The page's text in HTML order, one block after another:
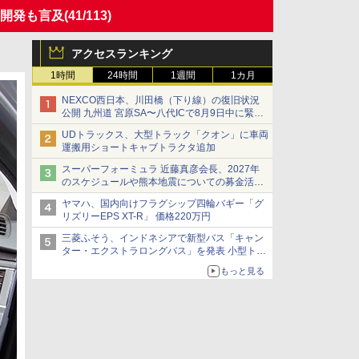
発も言及(41/113)
アクセスランキング
1時間 24時間 1週間 1カ月
NEXCO西日本、川田橋（下り線）の復旧状況
公開 九州道 宮原SA〜八代ICで8月9日中に緊急
車両を通行可能に
UDトラックス、大型トラック「クオン」に車両
運搬用ショートキャブトラクタ追加
スーパーフォーミュラ 近藤真彦会長、2027年
のスケジュールや熊本地震についての募金活動
を紹介
ヤマハ、国内向けフラグシップ四輪バギー「グ
リズリーEPS XT-R」 価格220万円
三菱ふそう、インドネシアで新型バス「キャン
ター・エクストラロングバス」を発表 小型トラ
ックベースの観光・旅客輸送向けバス
もっと見る